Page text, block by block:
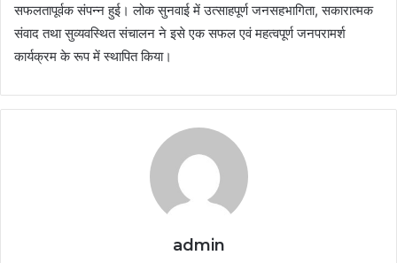
सफलतापूर्वक संपन्न हुई। लोक सुनवाई में उत्साहपूर्ण जनसहभागिता, सकारात्मक
संवाद तथा सुव्यवस्थित संचालन ने इसे एक सफल एवं महत्वपूर्ण जनपरामर्श
कार्यक्रम के रूप में स्थापित किया।
admin